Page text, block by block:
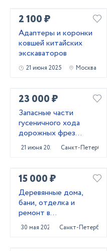
2 100 ₽
Адаптеры и коронки
ковшей китайских
экскаваторов
21 июня 2025 Москва
23 000 ₽
Запасные части
гусеничного хода
дорожных фрез
Caterpillar PM620
21 июня 2025 Санкт-Петербург
15 000 ₽
Деревянные дома,
бани, отделка и
ремонт в
Приозерском и
Выборгском районах
30 мая 2025 Санкт-Петербург